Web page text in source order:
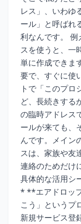
レス」、いわゆ
ール」と呼ばれ
利なんです。
スを使うと、一
単に作成できま
要で、すぐに使
トで「このプロ
ど、長続きする
の臨時アドレス
ールが来ても、
んです。メイン
スは、家族や友
連絡のためだけ
具体的な活用シ
* **エアドロッ
こう」というプ
新規サービス登